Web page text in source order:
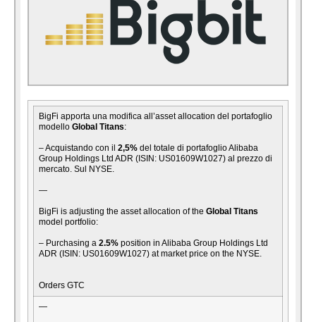
BigFi apporta una modifica all’asset allocation del portafoglio
modello Global Titans:
– Acquistando con il 2,5% del totale di portafoglio Alibaba
Group Holdings Ltd ADR (ISIN: US01609W1027) al prezzo di
mercato. Sul NYSE.
—
BigFi is adjusting the asset allocation of the Global Titans
model portfolio:
– Purchasing a 2.5% position in Alibaba Group Holdings Ltd
ADR (ISIN: US01609W1027) at market price on the NYSE.
Orders GTC
—